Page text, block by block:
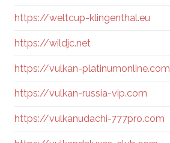
https://weltcup-klingenthal.eu
https://wildjc.net
https://vulkan-platinumonline.com
https://vulkan-russia-vip.com
https://vulkanudachi-777pro.com